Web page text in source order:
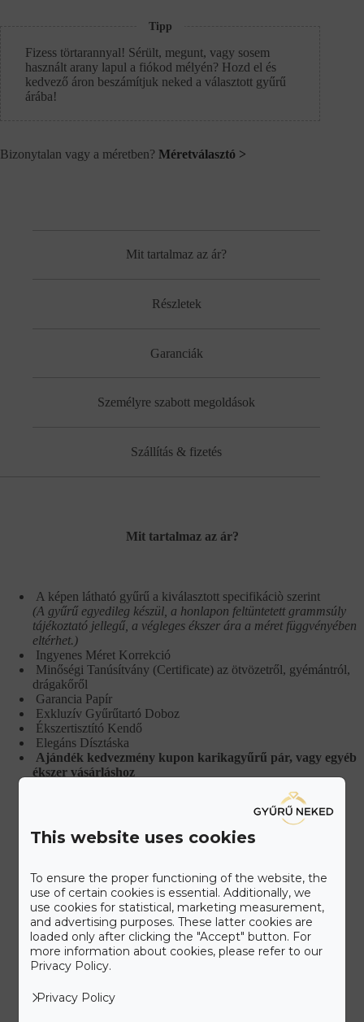
Tipp
Fizess törtarannyal! Sérült, megunt, vagy sosem
használt arany lapul a fiókod mélyén? Hozd el és
kedvező áron beszámítjuk neked a választott gyűrű
árába!
Bizonytalan vagy a méretben? Méretválasztó >
Mit tartalmaz az ár?
Részletek
Garanciák
Személyre szabott megoldások
Szállítás & fizetés
Mit tartalmaz az ár?
A képen látható gyűrű a kiválasztott specifikáciò szerint
(A gyűrű egyedileg készül, a honlapon feltüntetett grammsúly
tájékoztató jellegű, a végleges ékszer ára a méret függvényében
eltérhet.)
Ingyenes Méret Korrekció
Minőségi Tanúsítvány (Certificate) az ötvözetről, gyémántról,
drágakőről
Garancia Papír
Exkluzív Gyűrűtartó Doboz
Ékszertisztító Kendő
Elegáns Dísztáska
Ajándék kedvezmény kupon karikagyűrű pár, vagy egyéb
ékszer vásárláshoz
IDŐPONTFOGLALÁS
Látogass el üzletünkbe!
This website uses cookies
To ensure the proper functioning of the website, the
use of certain cookies is essential. Additionally, we
use cookies for statistical, marketing measurement,
and advertising purposes. These latter cookies are
loaded only after clicking the "Accept" button. For
more information about cookies, please refer to our
Privacy Policy.
Privacy Policy